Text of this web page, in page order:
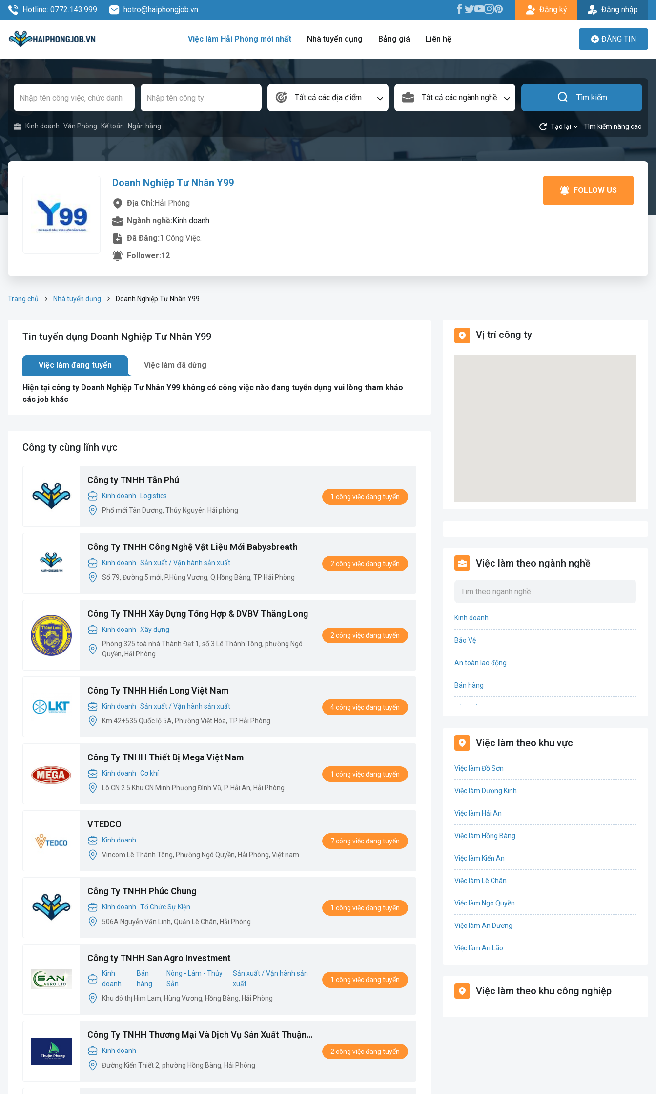
Hotline: 0772.143.999 hotro@haiphongjob.vn Đăng ký Đăng nhập
Việc làm Hải Phòng mới nhất Nhà tuyển dụng Bảng giá Liên hệ ĐĂNG TIN
Tất cả các địa điểm Tất cả các ngành nghề Tìm kiếm
Kinh doanh Văn Phòng Kế toán Ngân hàng Tạo lại Tìm kiếm nâng cao
Doanh Nghiệp Tư Nhân Y99
Địa Chỉ:Hải Phòng
Ngành nghề:Kinh doanh
Đã Đăng:1 Công Việc.
Follower:12
FOLLOW US
Trang chủ Nhà tuyển dụng Doanh Nghiệp Tư Nhân Y99
Tin tuyển dụng Doanh Nghiệp Tư Nhân Y99
Việc làm đang tuyển Việc làm đã dừng
Hiện tại công ty Doanh Nghiệp Tư Nhân Y99 không có công việc nào đang tuyển dụng vui lòng tham khảo
các job khác
Công ty cùng lĩnh vực
Công ty TNHH Tân Phú
Kinh doanh Logistics
Phố mới Tân Dương, Thủy Nguyên Hải phòng
1 công việc đang tuyển
Công Ty TNHH Công Nghệ Vật Liệu Mới Babysbreath
Kinh doanh Sản xuất / Vận hành sản xuất
Số 79, Đường 5 mới, P.Hùng Vương, Q.Hồng Bàng, TP Hải Phòng
2 công việc đang tuyển
Công Ty TNHH Xây Dựng Tổng Hợp & DVBV Thăng Long
Kinh doanh Xây dựng
Phòng 325 toà nhà Thành Đạt 1, số 3 Lê Thánh Tông, phường Ngô
Quyền, Hải Phòng
2 công việc đang tuyển
Công Ty TNHH Hiển Long Việt Nam
Kinh doanh Sản xuất / Vận hành sản xuất
Km 42+535 Quốc lộ 5A, Phường Việt Hòa, TP Hải Phòng
4 công việc đang tuyển
Công Ty TNHH Thiết Bị Mega Việt Nam
Kinh doanh Cơ khí
Lô CN 2.5 Khu CN Minh Phương Đình Vũ, P. Hải An, Hải Phòng
1 công việc đang tuyển
VTEDCO
Kinh doanh
Vincom Lê Thánh Tông, Phường Ngô Quyền, Hải Phòng, Việt nam
7 công việc đang tuyển
Công Ty TNHH Phúc Chung
Kinh doanh Tổ Chức Sự Kiện
506A Nguyễn Văn Linh, Quận Lê Chân, Hải Phòng
1 công việc đang tuyển
Công ty TNHH San Agro Investment
Kinh
doanh
Bán
hàng
Nông - Lâm - Thủy
Sản
Sản xuất / Vận hành sản
xuất
Khu đô thị Him Lam, Hùng Vương, Hồng Bàng, Hải Phòng
1 công việc đang tuyển
Công Ty TNHH Thương Mại Và Dịch Vụ Sản Xuất Thuận
PhongKinh doanh
Đường Kiến Thiết 2, phường Hồng Bàng, Hải Phòng
2 công việc đang tuyển
Vị trí công ty
Việc làm theo ngành nghề
Kinh doanh
Bảo Vệ
An toàn lao động
Bán hàng
Biên phiên dịch
Văn Phòng
Việc làm theo khu vực
Việc làm Đồ Sơn
Việc làm Dương Kinh
Việc làm Hải An
Việc làm Hồng Bàng
Việc làm Kiến An
Việc làm Lê Chân
Việc làm Ngô Quyền
Việc làm An Dương
Việc làm An Lão
Việc làm Cát Hải
Việc làm theo khu công nghiệp